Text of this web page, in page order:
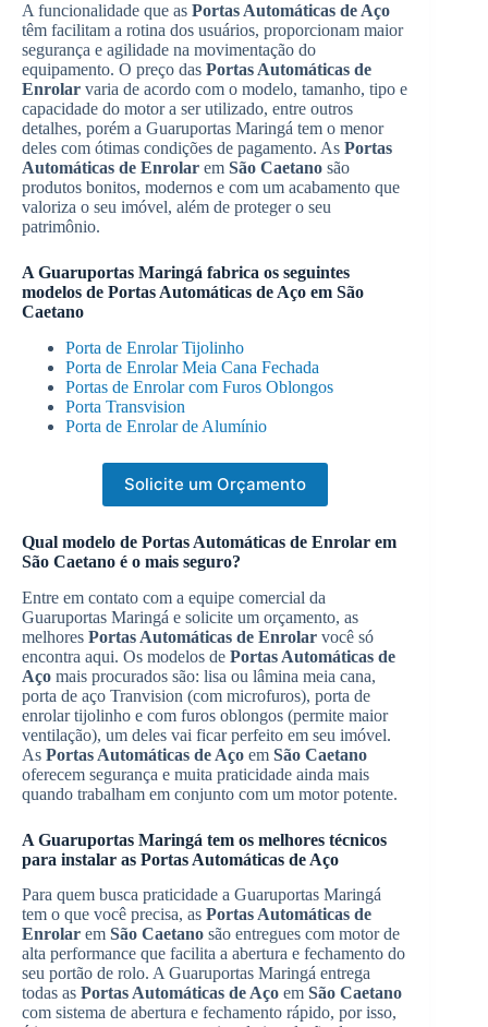
A funcionalidade que as Portas Automáticas de Aço
têm facilitam a rotina dos usuários, proporcionam maior
segurança e agilidade na movimentação do
equipamento. O preço das Portas Automáticas de
Enrolar varia de acordo com o modelo, tamanho, tipo e
capacidade do motor a ser utilizado, entre outros
detalhes, porém a Guaruportas Maringá tem o menor
deles com ótimas condições de pagamento. As Portas
Automáticas de Enrolar em São Caetano são
produtos bonitos, modernos e com um acabamento que
valoriza o seu imóvel, além de proteger o seu
patrimônio.
A Guaruportas Maringá fabrica os seguintes
modelos de Portas Automáticas de Aço em São
Caetano
Porta de Enrolar Tijolinho
Porta de Enrolar Meia Cana Fechada
Portas de Enrolar com Furos Oblongos
Porta Transvision
Porta de Enrolar de Alumínio
Solicite um Orçamento
Qual modelo de Portas Automáticas de Enrolar em
São Caetano é o mais seguro?
Entre em contato com a equipe comercial da
Guaruportas Maringá e solicite um orçamento, as
melhores Portas Automáticas de Enrolar você só
encontra aqui. Os modelos de Portas Automáticas de
Aço mais procurados são: lisa ou lâmina meia cana,
porta de aço Tranvision (com microfuros), porta de
enrolar tijolinho e com furos oblongos (permite maior
ventilação), um deles vai ficar perfeito em seu imóvel.
As Portas Automáticas de Aço em São Caetano
oferecem segurança e muita praticidade ainda mais
quando trabalham em conjunto com um motor potente.
A Guaruportas Maringá tem os melhores técnicos
para instalar as Portas Automáticas de Aço
Para quem busca praticidade a Guaruportas Maringá
tem o que você precisa, as Portas Automáticas de
Enrolar em São Caetano são entregues com motor de
alta performance que facilita a abertura e fechamento do
seu portão de rolo. A Guaruportas Maringá entrega
todas as Portas Automáticas de Aço em São Caetano
com sistema de abertura e fechamento rápido, por isso,